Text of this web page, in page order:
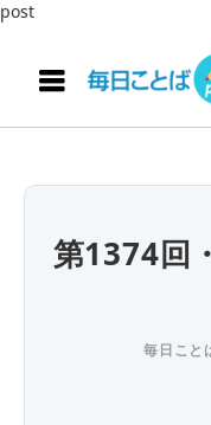
post
第1374回
毎日こと